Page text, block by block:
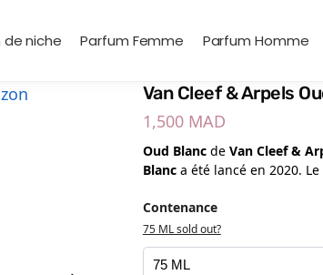
de niche Parfum Femme Parfum Homme
Van Cleef & Arpels
1,500 MAD
Oud Blancde Van Cleef &
Blanca été lancé en 2020.
Contenance
75 ML sold out?